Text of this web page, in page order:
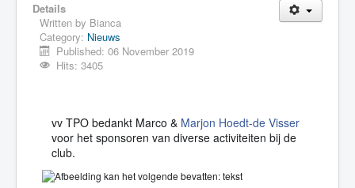
Details
Written by Bianca
Category: Nieuws
Published: 06 November 2019
Hits: 3405
vv TPO bedankt Marco & Marjon Hoedt-de Visser
voor het sponsoren van diverse activiteiten bij de
club.